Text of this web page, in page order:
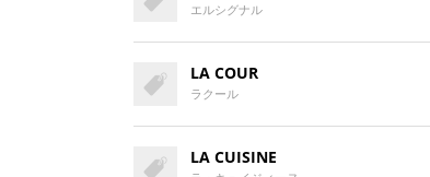
エルシグナル
LA COUR
ラクール
LA CUISINE